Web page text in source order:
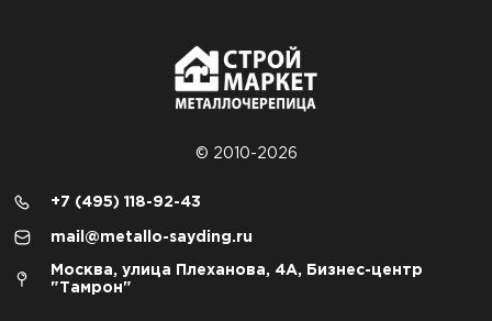
© 2010-2026
+7 (495) 118-92-43
mail@metallo-sayding.ru
Москва, улица Плеханова, 4А, Бизнес-центр
"Тамрон"